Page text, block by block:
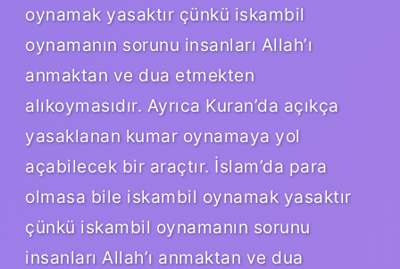
oynamak yasaktır çünkü iskambil
oynamanın sorunu insanları Allah’ı
anmaktan ve dua etmekten
alıkoymasıdır. Ayrıca Kuran’da açıkça
yasaklanan kumar oynamaya yol
açabilecek bir araçtır. İslam’da para
olmasa bile iskambil oynamak yasaktır
çünkü iskambil oynamanın sorunu
insanları Allah’ı anmaktan ve dua